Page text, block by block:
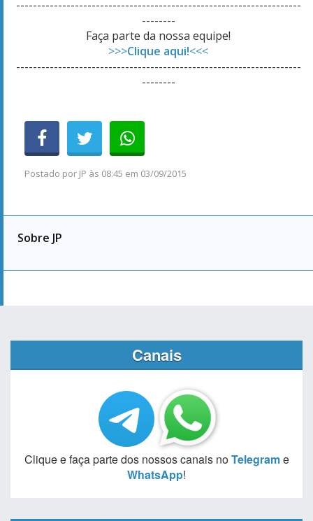
--------------------------------------------------------------------
--------
Faça parte da nossa equipe!
>>>Clique aqui!<<<
--------------------------------------------------------------------
--------
Postado por JP às 08:45 em 03/09/2015
Sobre JP
Canais
Clique e faça parte dos nossos canais noTelegrame
WhatsApp!